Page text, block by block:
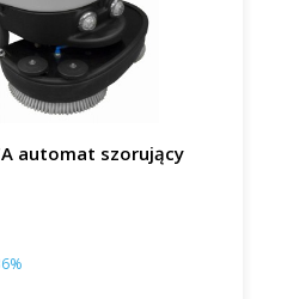
automat szorujący